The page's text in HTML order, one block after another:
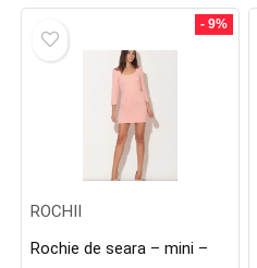
187 lei.
- 9%
ROCHII
Rochie de seara – mini –